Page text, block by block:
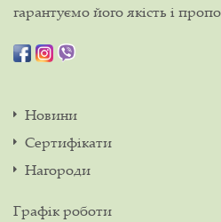
гарантуємо його якість і
Новини
Сертифікати
Нагороди
Графік роботи